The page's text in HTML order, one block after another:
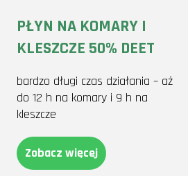
PŁYN NA KOMARY I
KLESZCZE 50% DEET
bardzo długi czas działania – aż
do 12 h na komary i 9 h na
kleszcze
Zobacz więcej